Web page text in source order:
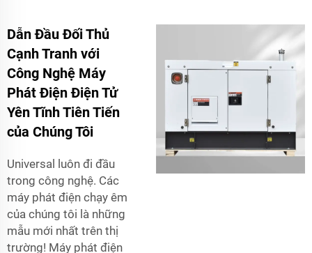
Dẫn Đầu Đối Thủ
Cạnh Tranh với
Công Nghệ Máy
Phát Điện Điện Tử
Yên Tĩnh Tiên Tiến
của Chúng Tôi
Universal luôn đi đầu
trong công nghệ. Các
máy phát điện chạy êm
của chúng tôi là những
mẫu mới nhất trên thị
trường! Máy phát điện